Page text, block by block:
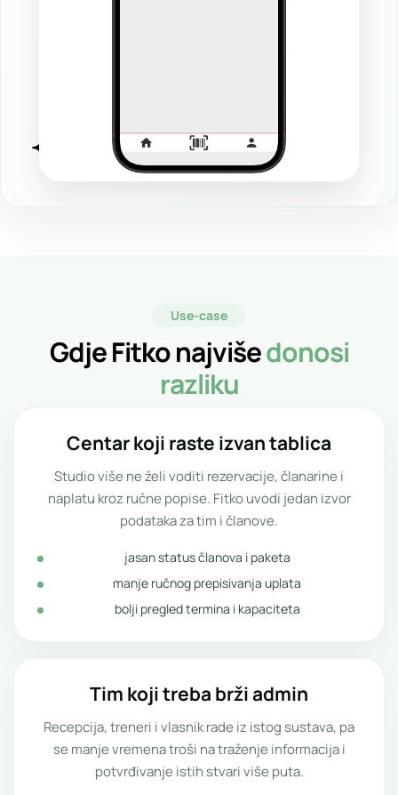
Use-case
Gdje Fitko najvišedonosi
razliku
Centar koji raste izvan tablica
Studio više ne želi voditi rezervacije, članarine i
naplatu kroz ručne popise. Fitko uvodi jedan izvor
podataka za tim i članove.
jasan status članova i paketa
manje ručnog prepisivanja uplata
bolji pregled termina i kapaciteta
Tim koji treba brži admin
Recepcija, treneri i vlasnik rade iz istog sustava, pa
se manje vremena troši na traženje informacija i
potvrđivanje istih stvari više puta.